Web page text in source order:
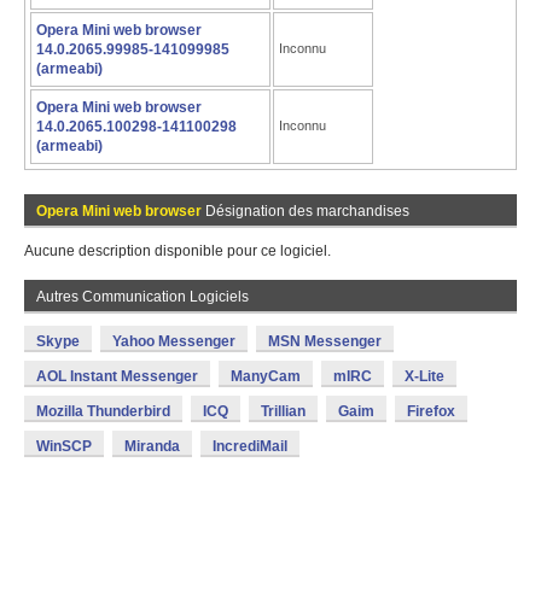
Opera Mini web browser
14.0.2065.99985-141099985
(armeabi)
Inconnu
Opera Mini web browser
14.0.2065.100298-141100298
(armeabi)
Inconnu
Opera Mini web browser Désignation des marchandises
Aucune description disponible pour ce logiciel.
Autres Communication Logiciels
Skype Yahoo Messenger MSN Messenger
AOL Instant Messenger ManyCam mIRC X-Lite
Mozilla Thunderbird ICQ Trillian Gaim Firefox
WinSCP Miranda IncrediMail